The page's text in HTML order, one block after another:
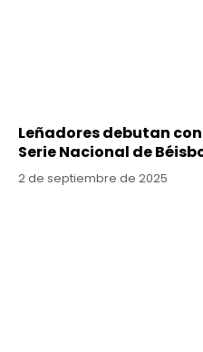
Leñadores debutan
Serie Nacional de
2 de septiembre de 2025